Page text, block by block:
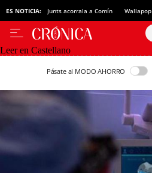
ES NOTICIA: Junts acorrala a Comín Wallapop
Leer en Castellano
Pásate al MODO AHORRO